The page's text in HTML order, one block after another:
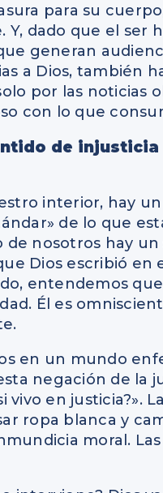
para su
dado que el ser
generan
a Dios, también
por las noticias
con lo que
de
interior, hay
de lo que
de nosotros hay
Dios escribió en
entendemos
Él es
en un mundo
negación de la
en justicia?».
ropa blanca y
moral.